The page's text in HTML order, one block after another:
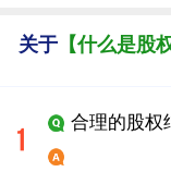
关于【什么是股
合理的股权